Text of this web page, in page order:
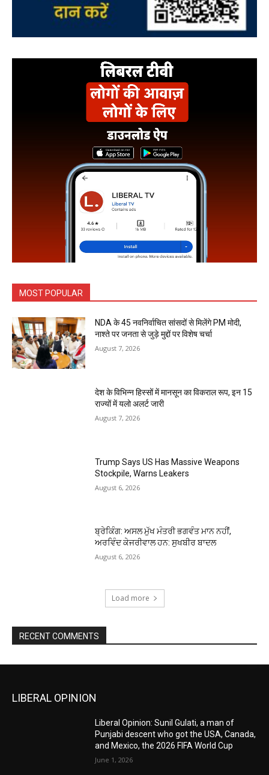
MOST POPULAR
NDA के 45 नवनिर्वाचित सांसदों से मिलेंगे PM मोदी,
नाश्ते पर जनता से जुड़े मुद्दों पर विशेष चर्चा
August 7, 2026
देश के विभिन्न हिस्सों में मानसून का विकराल रूप, इन 15
राज्यों में यलो अलर्ट जारी
August 7, 2026
Trump Says US Has Massive Weapons
Stockpile, Warns Leakers
August 6, 2026
ਬ੍ਰੇਕਿੰਗ: ਅਸਲ ਮੁੱਖ ਮੰਤਰੀ ਭਗਵੰਤ ਮਾਨ ਨਹੀਂ,
ਅਰਵਿੰਦ ਕੇਜਰੀਵਾਲ ਹਨ: ਸੁਖਬੀਰ ਬਾਦਲ
August 6, 2026
Load more
RECENT COMMENTS
LIBERAL OPINION
Liberal Opinion: Sunil Gulati, a man of
Punjabi descent who got the USA, Canada,
and Mexico, the 2026 FIFA World Cup
June 1, 2026